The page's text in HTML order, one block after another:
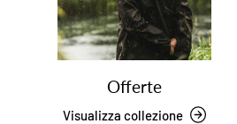
Offerte
Visualizza collezione